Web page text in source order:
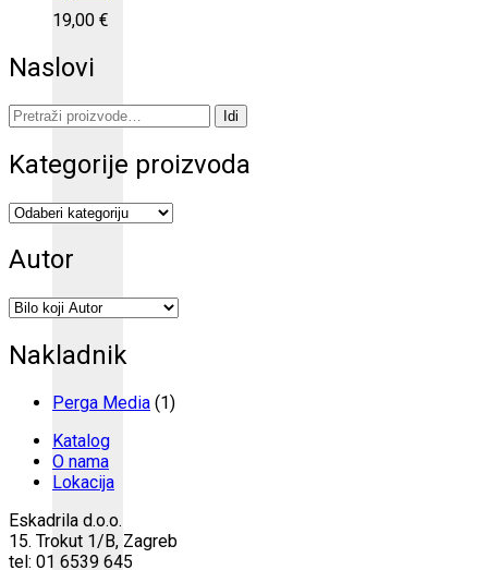
19,00 €
Naslovi
Pretraži: Idi
Kategorije proizvoda
Autor
Nakladnik
Perga Media (1)
Katalog
O nama
Lokacija
Eskadrila d.o.o.
15. Trokut 1/B, Zagreb
tel: 01 6539 645